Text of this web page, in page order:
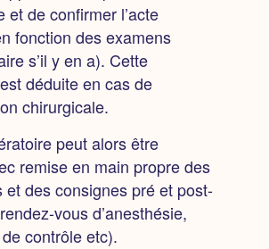
et de confirmer l’acte
fonction des examens
s’il y en a). Cette
déduite en cas de
chirurgicale.
peut alors être
remise en main propre des
et des consignes pré et post-
vous d’anesthésie,
contrôle etc).